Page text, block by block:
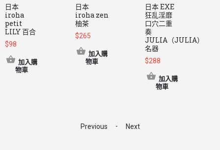
日本
iroha
petit
LILY 百合
$98
加入購
物車
日本
iroha zen
柚茶
$265
加入購
物車
日本 EXE
狂乱淫靡
口穴二重
奏
JULIA（JULIA）
名器
$288
加入購
物車
Previous - Next